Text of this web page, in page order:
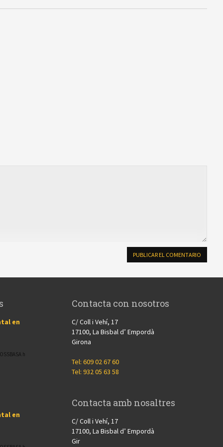
en
h
en
Contacta con nosotros
C/ Coll i Vehí, 17
17100, La Bisbal d’ Empordà
Girona
Tel: 609 02 67 60
Tel: 932 05 63 58
Contacta amb nosaltres
C/ Coll i Vehí, 17
17100, La Bisbal d’ Empordà
Gir